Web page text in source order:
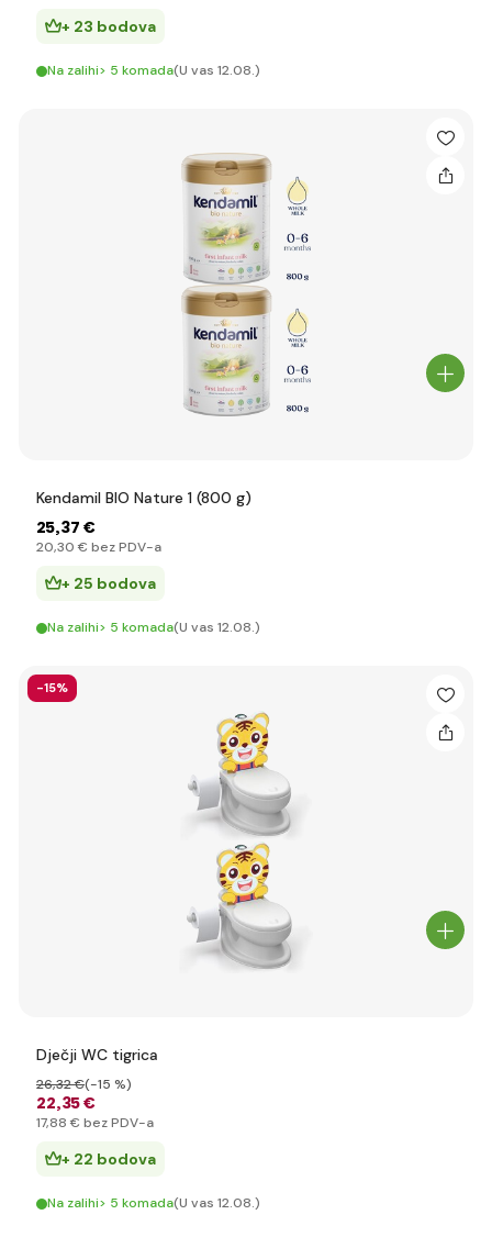
+ 23 bodova
Na zalihi> 5 komada(U vas 12.08.)
Kendamil BIO Nature 1 (800 g)
25,37 €
20,30 € bez PDV-a
+ 25 bodova
Na zalihi> 5 komada(U vas 12.08.)
-15%
Dječji WC tigrica
22,35 €
26,32 €(-15 %)
17,88 € bez PDV-a
+ 22 bodova
Na zalihi> 5 komada(U vas 12.08.)